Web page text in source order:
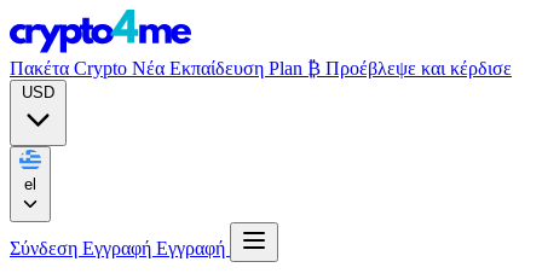
Πακέτα Crypto Νέα Εκπαίδευση Plan ₿ Προέβλεψε και κέρδισε
Σύνδεση Εγγραφή Εγγραφή